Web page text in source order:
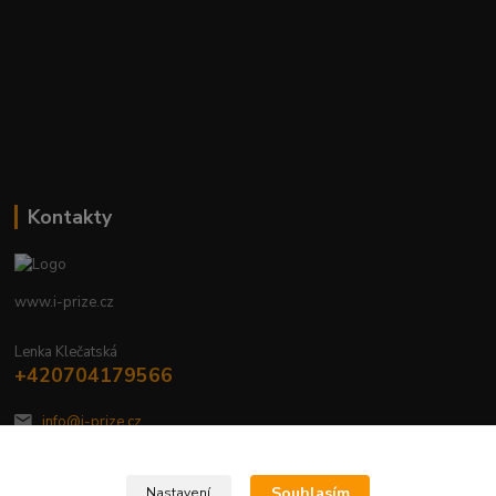
Kontakty
www.i-prize.cz
Lenka Klečatská
+420704179566
info@i-prize.cz